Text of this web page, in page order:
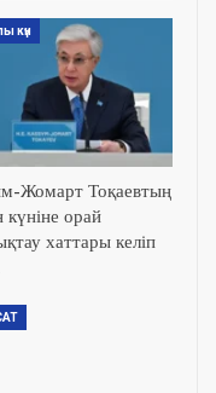
күн
Жомарт Тоқаевтың
күніне орай
хаттары келіп